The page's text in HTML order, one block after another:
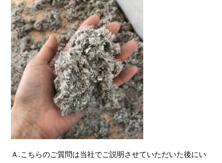
Ａ.こちらのご質問は当社でご説明させていただいた後にい